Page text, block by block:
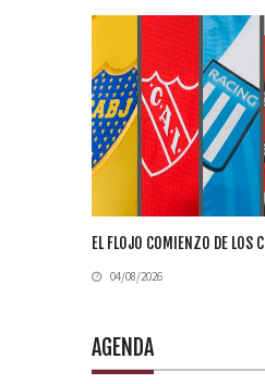
EL FLOJO COMIENZO DE LOS
04/08/2026
AGENDA